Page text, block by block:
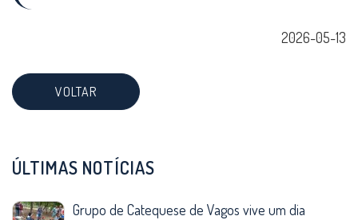
2026-05-13
VOLTAR
ÚLTIMAS NOTÍCIAS
Grupo de Catequese de Vagos vive um dia